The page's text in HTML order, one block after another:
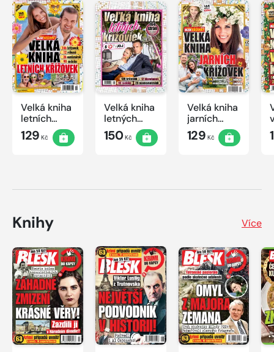
Velká kniha
letních
křížovek
2026
129 Kč
Velká kniha
letných
krížoviek s
TV JOJ
150Kč
Velká kniha
jarních
křížovek
2026
129 Kč
Knihy Více